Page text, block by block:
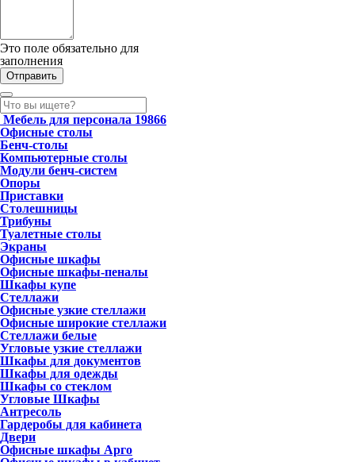
Это поле обязательно для
заполнения
Мебель для персонала 19866
Офисные столы
Бенч-столы
Компьютерные столы
Модули бенч-систем
Опоры
Приставки
Столешницы
Трибуны
Туалетные столы
Экраны
Офисные шкафы
Офисные шкафы-пеналы
Шкафы купе
Стеллажи
Офисные узкие стеллажи
Офисные широкие стеллажи
Стеллажи белые
Угловые узкие стеллажи
Шкафы для документов
Шкафы для одежды
Шкафы со стеклом
Угловые Шкафы
Антресоль
Гардеробы для кабинета
Двери
Офисные шкафы Арго